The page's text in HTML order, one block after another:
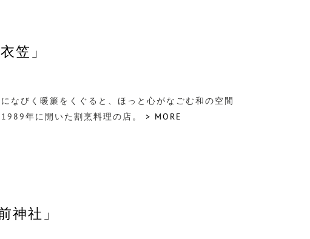
笠」
なびく暖簾をくぐると、ほっと心がなごむ和の空間
年に開いた割烹料理の店。 > MORE
神社」